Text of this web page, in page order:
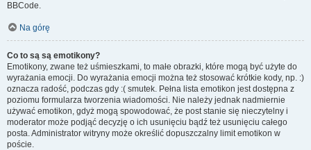
BBCode.
Na górę
Co to są są emotikony?
Emotikony, zwane też uśmieszkami, to małe obrazki, które mogą być użyte do
wyrażania emocji. Do wyrażania emocji można też stosować krótkie kody, np. :)
oznacza radość, podczas gdy :( smutek. Pełna lista emotikon jest dostępna z
poziomu formularza tworzenia wiadomości. Nie należy jednak nadmiernie
używać emotikon, gdyż mogą spowodować, że post stanie się nieczytelny i
moderator może podjąć decyzję o ich usunięciu bądź też usunięciu całego
posta. Administrator witryny może określić dopuszczalny limit emotikon w
poście.